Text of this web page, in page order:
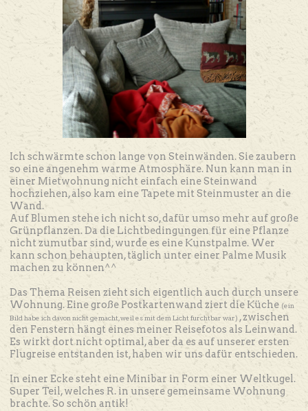
Ich schwärmte schon lange von Steinwänden. Sie zaubern
so eine angenehm warme Atmosphäre. Nun kann man in
einer Mietwohnung nicht einfach eine Steinwand
hochziehen, also kam eine Tapete mit Steinmuster an die
Wand.
Auf Blumen stehe ich nicht so, dafür umso mehr auf große
Grünpflanzen. Da die Lichtbedingungen für eine Pflanze
nicht zumutbar sind, wurde es eine Kunstpalme. Wer
kann schon behaupten, täglich unter einer Palme Musik
machen zu können^^
Das Thema Reisen zieht sich eigentlich auch durch unsere
Wohnung. Eine große Postkartenwand ziert die Küche (ein
Bild habe ich davon nicht gemacht, weil es mit dem Licht furchtbar war) , zwischen
den Fenstern hängt eines meiner Reisefotos als Leinwand.
Es wirkt dort nicht optimal, aber da es auf unserer ersten
Flugreise entstanden ist, haben wir uns dafür entschieden.
In einer Ecke steht eine Minibar in Form einer Weltkugel.
Super Teil, welches R. in unsere gemeinsame Wohnung
brachte. So schön antik!